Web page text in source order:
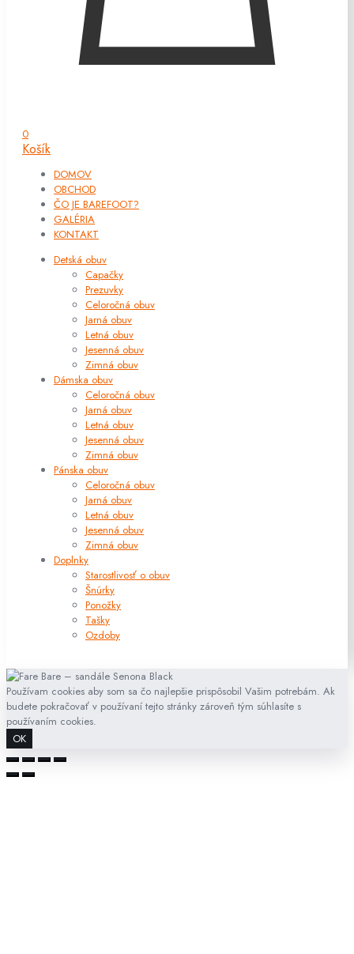
0
Košík
DOMOV
OBCHOD
ČO JE BAREFOOT?
GALÉRIA
KONTAKT
Detská obuv
Capačky
Prezuvky
Celoročná obuv
Jarná obuv
Letná obuv
Jesenná obuv
Zimná obuv
Dámska obuv
Celoročná obuv
Jarná obuv
Letná obuv
Jesenná obuv
Zimná obuv
Pánska obuv
Celoročná obuv
Jarná obuv
Letná obuv
Jesenná obuv
Zimná obuv
Doplnky
Starostlivosť o obuv
Šnúrky
Ponožky
Tašky
Ozdoby
Používam cookies aby som sa čo najlepšie prispôsobil Vašim potrebám. Ak
budete pokračovať v používaní tejto stránky zároveň tým súhlasíte s
používaním cookies.
OK